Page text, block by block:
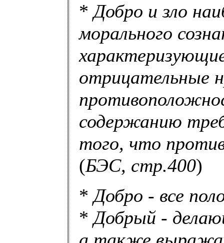
*Добро и зло
морального
отрицательные
содержанию
того, что
(БЭС, стр.400)
*Добро - все
*Добрый -